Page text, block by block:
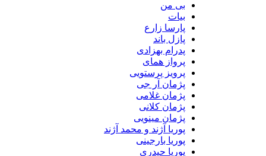
پارسا زارع
پازل باند
پدرام بهزادی
پرواز همای
پرویز پرستویی
پژمان آر جی
پژمان غلامی
پژمان کلانی
پژمان مینویی
پوریا آژند و محمد آژند
پوریا بارجینی
پوریا حیدری